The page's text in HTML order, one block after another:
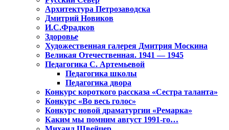
Архитектура Петрозаводска
Дмитрий Новиков
И.С.Фрадков
Здоровье
Художественная галерея Дмитрия Москина
Великая Отечественная. 1941 — 1945
Педагогика С. Артемьевой
Педагогика школы
Педагогика двора
Конкурс короткого рассказа «Сестра таланта»
Конкурс «Во весь голос»
Конкурс новой драматургии «Ремарка»
Каким мы помним август 1991-го…